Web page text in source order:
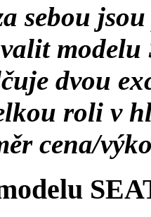
sebou
modelu
dvou
roli v
cena/